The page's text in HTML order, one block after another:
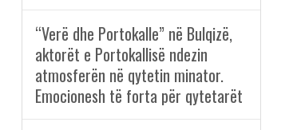
“Verë dhe Portokalle” në Bulqizë,
aktorët e Portokallisë ndezin
atmosferën në qytetin minator.
Emocionesh të forta për qytetarët